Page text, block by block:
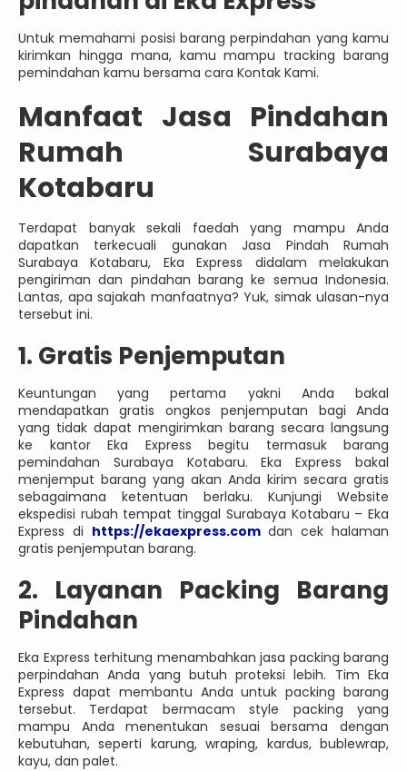
Untuk memahami posisi barang perpindahan yang kamu
kirimkan hingga mana, kamu mampu tracking barang
pemindahan kamu bersama cara Kontak Kami.
Manfaat Jasa Pindahan
Rumah Surabaya
Kotabaru
Terdapat banyak sekali faedah yang mampu Anda
dapatkan terkecuali gunakan Jasa Pindah Rumah
Surabaya Kotabaru, Eka Express didalam melakukan
pengiriman dan pindahan barang ke semua Indonesia.
Lantas, apa sajakah manfaatnya? Yuk, simak ulasan-nya
tersebut ini.
1. Gratis Penjemputan
Keuntungan yang pertama yakni Anda bakal
mendapatkan gratis ongkos penjemputan bagi Anda
yang tidak dapat mengirimkan barang secara langsung
ke kantor Eka Express begitu termasuk barang
pemindahan Surabaya Kotabaru. Eka Express bakal
menjemput barang yang akan Anda kirim secara gratis
sebagaimana ketentuan berlaku. Kunjungi Website
ekspedisi rubah tempat tinggal Surabaya Kotabaru – Eka
Express di https://ekaexpress.comdan cek halaman
gratis penjemputan barang.
2. Layanan Packing Barang
Pindahan
Eka Express terhitung menambahkan jasa packing barang
perpindahan Anda yang butuh proteksi lebih. Tim Eka
Express dapat membantu Anda untuk packing barang
tersebut. Terdapat bermacam style packing yang
mampu Anda menentukan sesuai bersama dengan
kebutuhan, seperti karung, wraping, kardus, bublewrap,
kayu, dan palet.